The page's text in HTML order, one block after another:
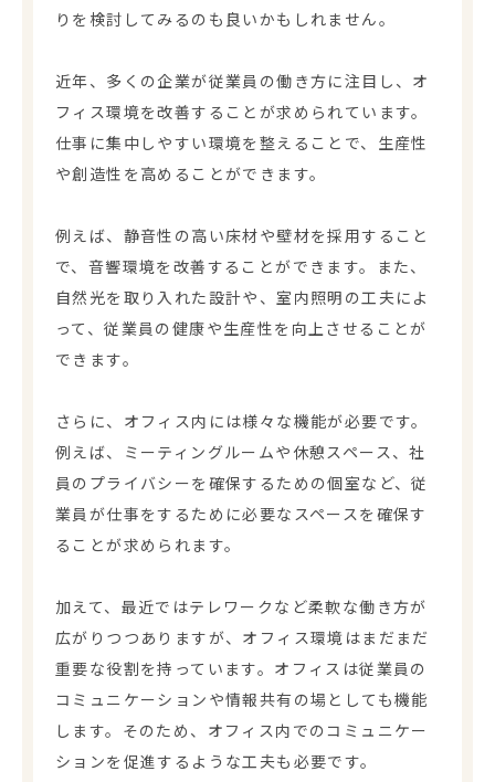
りを検討してみるのも良いかもしれません。
近年、多くの企業が従業員の働き方に注目し、オ
フィス環境を改善することが求められています。
仕事に集中しやすい環境を整えることで、生産性
や創造性を高めることができます。
例えば、静音性の高い床材や壁材を採用すること
で、音響環境を改善することができます。また、
自然光を取り入れた設計や、室内照明の工夫によ
って、従業員の健康や生産性を向上させることが
できます。
さらに、オフィス内には様々な機能が必要です。
例えば、ミーティングルームや休憩スペース、社
員のプライバシーを確保するための個室など、従
業員が仕事をするために必要なスペースを確保す
ることが求められます。
加えて、最近ではテレワークなど柔軟な働き方が
広がりつつありますが、オフィス環境はまだまだ
重要な役割を持っています。オフィスは従業員の
コミュニケーションや情報共有の場としても機能
します。そのため、オフィス内でのコミュニケー
ションを促進するような工夫も必要です。